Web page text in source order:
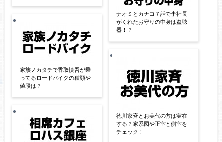
家族ノカタチで香取慎吾が乗
ってるロードバイクの種類や
値段は？
ナオミとカナコ７話で李社長
がくれたお守りの中身は盗聴
器！？
徳川家斉とお美代の方は実在
する？家系図や正室と側室を
チェック！